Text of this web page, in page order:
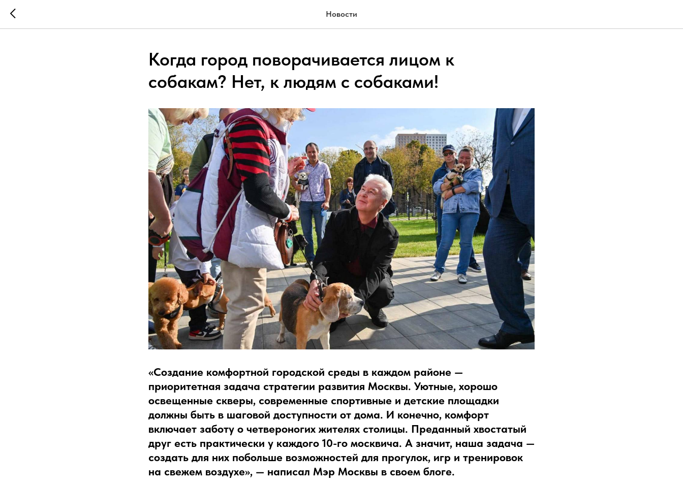
Новости
Когда город поворачивается лицом к
собакам? Нет, к людям с собаками!
«Создание комфортной городской среды в каждом районе —
приоритетная задача стратегии развития Москвы. Уютные, хорошо
освещенные скверы, современные спортивные и детские площадки
должны быть в шаговой доступности от дома. И конечно, комфорт
включает заботу о четвероногих жителях столицы. Преданный хвостатый
друг есть практически у каждого 10-го москвича. А значит, наша задача —
создать для них побольше возможностей для прогулок, игр и тренировок
на свежем воздухе», — написал Мэр Москвы в своем блоге.